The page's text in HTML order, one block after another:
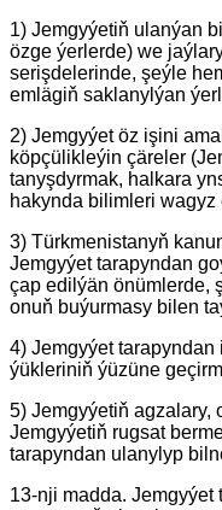
1) Jemgyýetiň ulanýan
özge ýerlerde) we
serişdelerinde, şeýle
emlägiň saklanylýan
2) Jemgyýet öz işini
köpçülikleýin çäreler
tanyşdyrmak, halkara
hakynda bilimleri wagyz
3) Türkmenistanyň
Jemgyýet tarapyndan
çap edilýän önümlerde,
onuň buýurmasy bilen
4) Jemgyýet
ýükleriniň ýüzüne
5) Jemgyýetiň agzalary,
Jemgyýetiň rugsat
tarapyndan ulanylyp
13-nji madda. Jemgyýet